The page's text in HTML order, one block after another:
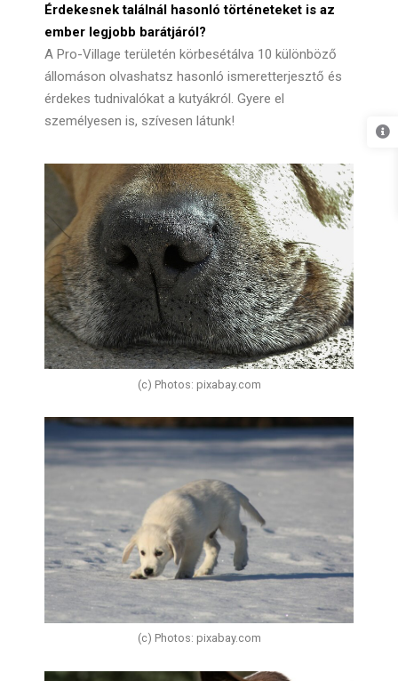
Érdekesnek találnál hasonló történeteket is az
ember legjobb barátjáról?
A Pro-Village területén körbesétálva 10 különböző
állomáson olvashatsz hasonló ismeretterjesztő és
érdekes tudnivalókat a kutyákról. Gyere el
személyesen is, szívesen látunk!
(c) Photos: pixabay.com
(c) Photos: pixabay.com